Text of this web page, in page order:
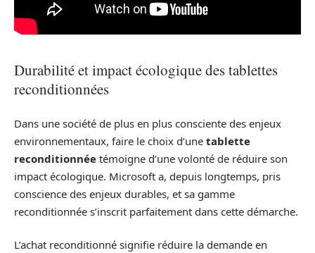
Durabilité et impact écologique des tablettes
reconditionnées
Dans une société de plus en plus consciente des enjeux
environnementaux, faire le choix d’une tablette
reconditionnée témoigne d’une volonté de réduire son
impact écologique. Microsoft a, depuis longtemps, pris
conscience des enjeux durables, et sa gamme
reconditionnée s’inscrit parfaitement dans cette démarche.
L’achat reconditionné signifie réduire la demande en